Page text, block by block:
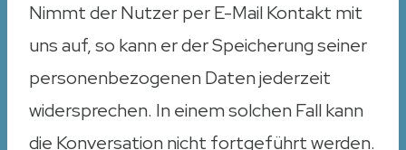
Nimmt der Nutzer per E-Mail Kontakt mit
uns auf, so kann er der Speicherung seiner
personenbezogenen Daten jederzeit
widersprechen. In einem solchen Fall kann
die Konversation nicht fortgeführt werden.